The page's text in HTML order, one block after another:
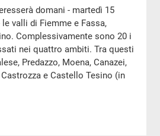
domani - martedì 15
valli di Fiemme e Fassa,
Complessivamente sono 20 i
nei quattro ambiti. Tra questi
Predazzo, Moena, Canazei,
e Castello Tesino (in